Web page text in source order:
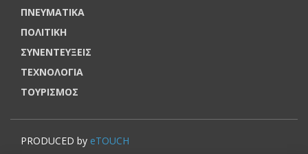
ΠΝΕΥΜΑΤΙΚΑ
ΠΟΛΙΤΙΚΗ
ΣΥΝΕΝΤΕΥΞΕΙΣ
ΤΕΧΝΟΛΟΓΙΑ
ΤΟΥΡΙΣΜΟΣ
PRODUCED by eTOUCH